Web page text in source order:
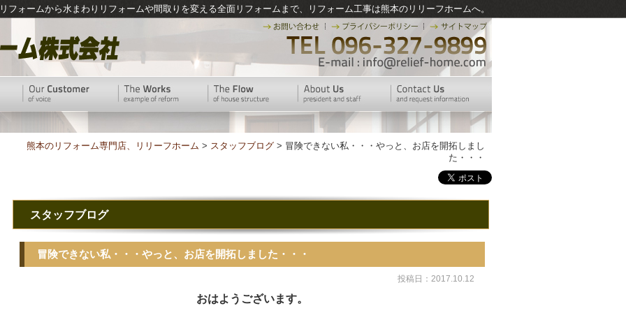
フォームから水まわりリフォームや間取りを変える全面リフォームまで、リフォーム工事は熊本のリリーフホームへ。
熊本のリフォーム専門店、リリーフホーム > スタッフブログ > 冒険できない私・・・やっと、お店を開拓しまし
た・・・
スタッフブログ
冒険できない私・・・やっと、お店を開拓しました・・・
投稿日：2017.10.12
おはようございます。